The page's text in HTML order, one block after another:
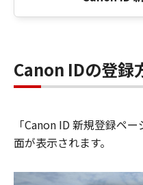
Canon IDの登録
「Canon ID 新規登録ペ
面が表示されます。